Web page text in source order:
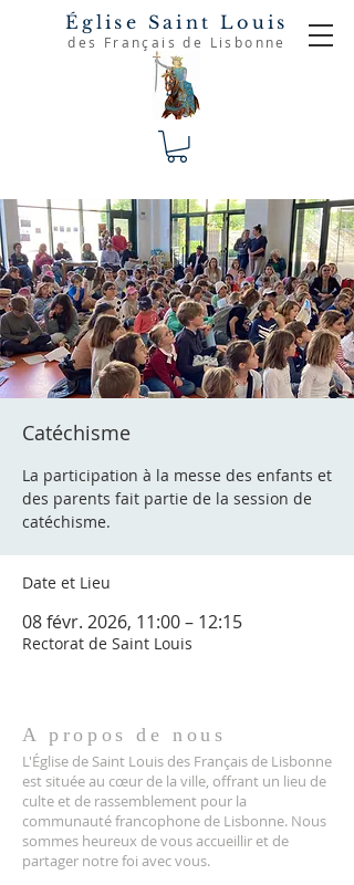
Église Saint Louis
des Français de Lisbonne
Catéchisme
La participation à la messe des enfants et
des parents fait partie de la session de
catéchisme.
Date et Lieu
08 févr. 2026, 11:00 – 12:15
Rectorat de Saint Louis
A propos de nous
L'Église de Saint Louis des Français de Lisbonne
est située au cœur de la ville, offrant un lieu de
culte et de rassemblement pour la
communauté francophone de Lisbonne. Nous
sommes heureux de vous accueillir et de
partager notre foi avec vous.